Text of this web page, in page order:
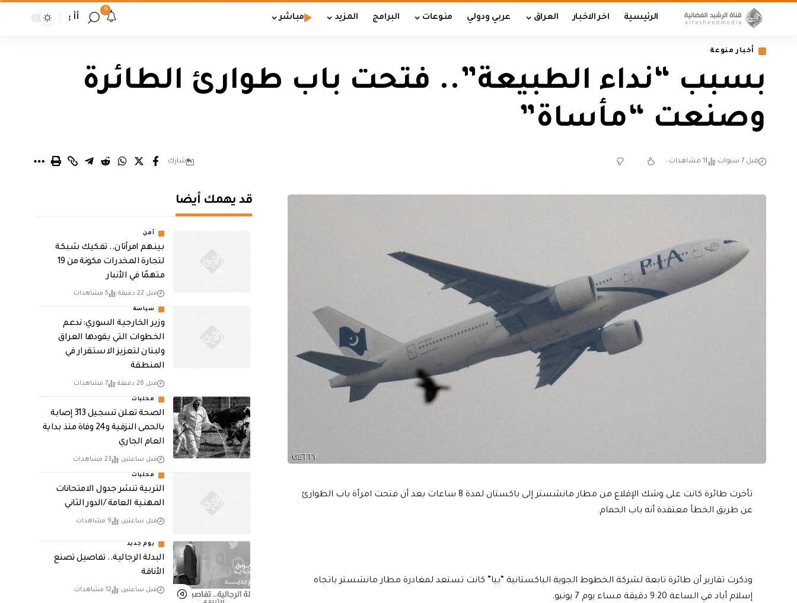
الرئيسية اخر الاخبار العراق عربي ودولي منوعات البرامج المزيد مباشر
9
أأ
أخبار منوعة
بسبب “نداء الطبيعة”.. فتحت باب طوارئ الطائرة
وصنعت “مأساة”
قبل 7 سنوات 11 مشاهدات شارك
تأخرت طائرة كانت على وشك الإقلاع من مطار مانشستر إلى باكستان لمدة 8 ساعات بعد أن فتحت امرأة باب الطوارئ
عن طريق الخطأ معتقدة أنه باب الحمام.
وذكرت تقارير أن طائرة تابعة لشركة الخطوط الجوية الباكستانية “بيا” كانت تستعد لمغادرة مطار مانشستر باتجاه
إسلام أباد في الساعة 9:20 دقيقة مساء يوم 7 يونيو.
قد يهمك أيضا
أمن
بينهم امرأتان.. تفكيك شبكة
لتجارة المخدرات مكونة من 19
متهمًا في الأنبار
قبل 22 دقيقة 5 مشاهدات
سياسة
وزير الخارجية السوري: ندعم
الخطوات التي يقودها العراق
ولبنان لتعزيز الاستقرار في
المنطقة
قبل 26 دقيقة 7 مشاهدات
محليات
الصحة تعلن تسجيل 313 إصابة
بالحمى النزفية و24 وفاة منذ بداية
العام الجاري
قبل ساعتين 23 مشاهدات
محليات
التربية تنشر جدول الامتحانات
المهنية العامة /الدور الثاني
قبل ساعتين 9 مشاهدات
يوم جديد
البدلة الرجالية.. تفاصيل تصنع
الأناقة
قبل ساعتين 12 مشاهدات